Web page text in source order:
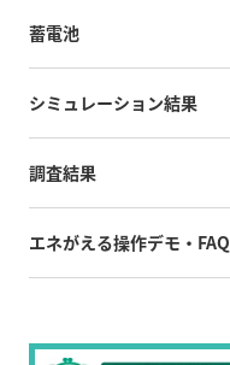
蓄電池
シミュレーション結果
調査結果
エネがえる操作デモ・FAQ